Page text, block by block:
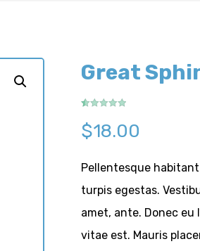
Great
out of 5
based on
customer
$18.00
Pellentesque
turpis egestas.
amet, ante. Donec eu
vitae est. Mauris